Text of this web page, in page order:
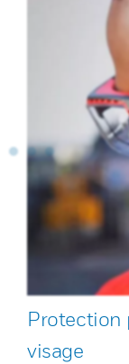
Protection
visage